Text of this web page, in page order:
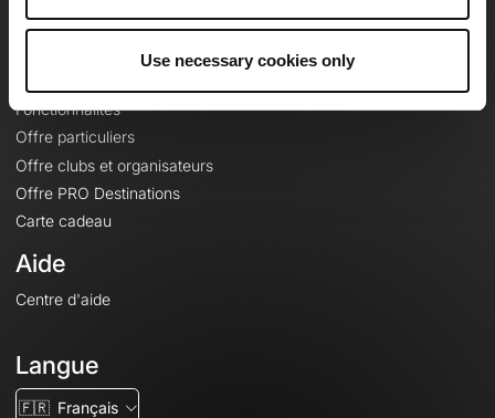
Use necessary cookies only
Fonctionnalités
Offre particuliers
Offre clubs et organisateurs
Offre PRO Destinations
Carte cadeau
Aide
Centre d'aide
Langue
🇫🇷 Français